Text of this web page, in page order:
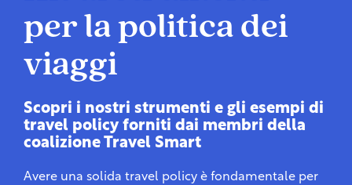
per la politica dei
viaggi
Scopri i nostri strumenti e gli esempi di
travel policy forniti dai membri della
coalizione Travel Smart
Avere una solida travel policy è fondamentale per